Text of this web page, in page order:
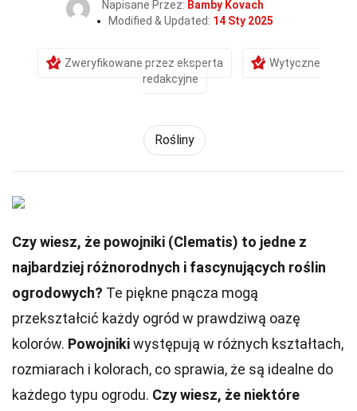
Napisane Przez: Bamby Kovach
Modified & Updated: 14 Sty 2025
Zweryfikowane przez eksperta
Wytyczne
redakcyjne
Rośliny
Czy wiesz, że powojniki (Clematis) to jedne z
najbardziej różnorodnych i fascynujących roślin
ogrodowych? Te piękne pnącza mogą
przekształcić każdy ogród w prawdziwą oazę
kolorów. Powojnikiwystępują w różnych kształtach,
rozmiarach i kolorach, co sprawia, że są idealne do
każdego typu ogrodu. Czy wiesz, że niektóre